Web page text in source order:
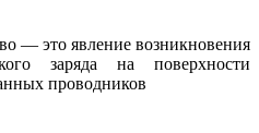
— это явление возникновения
заряда на поверхности
проводников